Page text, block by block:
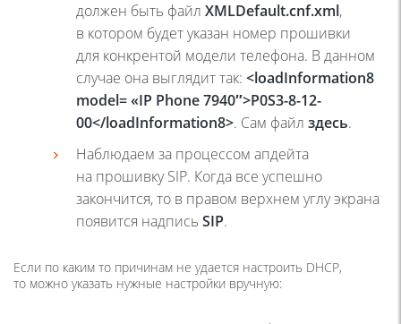
должен быть файл XMLDefault.cnf.xml,
в котором будет указан номер прошивки
для конкрентой модели телефона. В данном
случае она выглядит так: <loadInformation8
model=«IP Phone 7940″>P0S3-8-12-
00</loadInformation8>. Сам файл здесь.
Наблюдаем за процессом апдейта
на прошивку SIP. Когда все успешно
закончится, то в правом верхнем углу экрана
появится надписьSIP.
Если по каким то причинам не удается настроить DHCP,
то можно указать нужные настройки вручную: